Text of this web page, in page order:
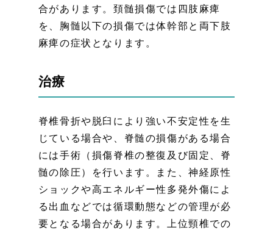
合があります。頚髄損傷では四肢麻痺
を、胸髄以下の損傷では体幹部と両下肢
麻痺の症状となります。
治療
脊椎骨折や脱臼により強い不安定性を生
じている場合や、脊髄の損傷がある場合
には手術（損傷脊椎の整復及び固定、脊
髄の除圧）を行います。また、神経原性
ショックや高エネルギー性多発外傷によ
る出血などでは循環動態などの管理が必
要となる場合があります。上位頸椎での